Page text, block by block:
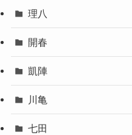
理八
開春
凱陣
川亀
七田